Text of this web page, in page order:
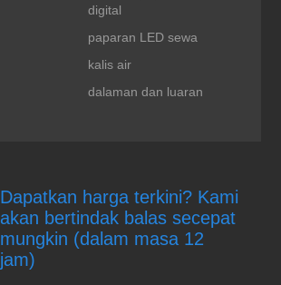
digital
paparan LED sewa
kalis air
dalaman dan luaran
Dapatkan harga terkini? Kami
akan bertindak balas secepat
mungkin (dalam masa 12
jam)